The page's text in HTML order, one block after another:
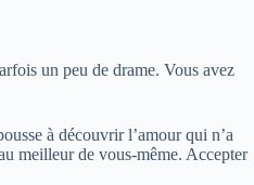
un peu de drame. Vous avez
à découvrir l’amour qui n’a
meilleur de vous-même. Accepter